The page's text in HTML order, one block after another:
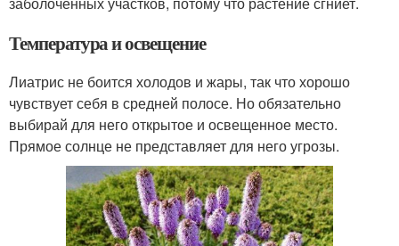
Температура и освещение
Лиатрис не боится холодов и жары, так что хорошо
чувствует себя в средней полосе. Но обязательно
выбирай для него открытое и освещенное место.
Прямое солнце не представляет для него угрозы.